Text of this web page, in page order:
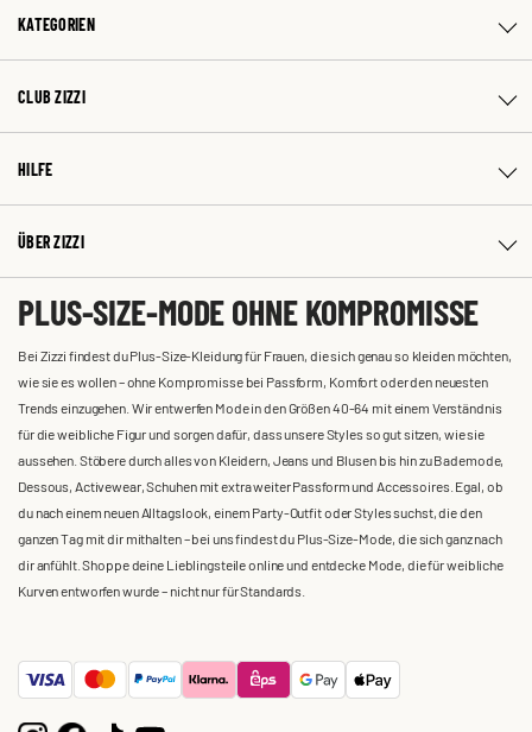
KATEGORIEN
CLUB ZIZZI
HILFE
ÜBER ZIZZI
PLUS-SIZE-MODE OHNE KOMPROMISSE
Bei Zizzi findest du Plus-Size-Kleidung für Frauen, die sich genau so kleiden möchten,
wie sie es wollen – ohne Kompromisse bei Passform, Komfort oder den neuesten
Trends einzugehen. Wir entwerfen Mode in den Größen 40-64 mit einem Verständnis
für die weibliche Figur und sorgen dafür, dass unsere Styles so gut sitzen, wie sie
aussehen. Stöbere durch alles von Kleidern, Jeans und Blusen bis hin zu Bademode,
Dessous, Activewear, Schuhen mit extra weiter Passform und Accessoires. Egal, ob
du nach einem neuen Alltagslook, einem Party-Outfit oder Styles suchst, die den
ganzen Tag mit dir mithalten – bei uns findest du Plus-Size-Mode, die sich ganz nach
dir anfühlt. Shoppe deine Lieblingsteile online und entdecke Mode, die für weibliche
Kurven entworfen wurde – nicht nur für Standards.